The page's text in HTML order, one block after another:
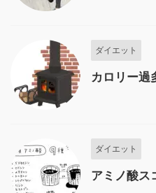
ダイエット
カロリー過
ダイエット
アミノ酸ス